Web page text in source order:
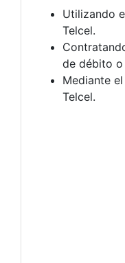
Utilizando
Telcel.
de débito
Mediante
Telcel.